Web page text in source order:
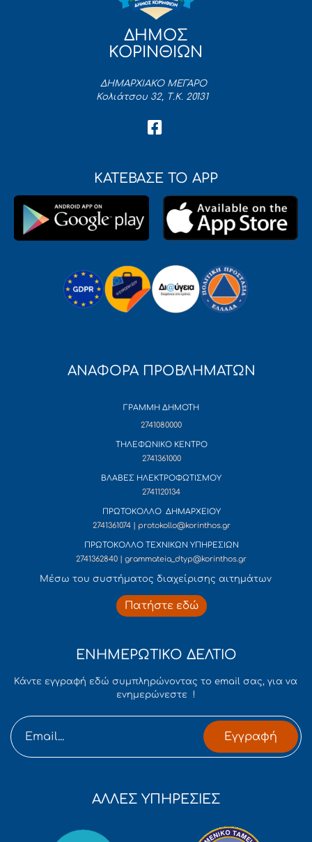
ΔΗΜΟΣ
ΚΟΡΙΝΘΙΩΝ
ΔΗΜΑΡΧΙΑΚΟ ΜΕΓΑΡΟ
Κολιάτσου 32, Τ.Κ. 20131
ΚΑΤΕΒΑΣΕ ΤΟ APP
ΑΝΑΦΟΡΑ ΠΡΟΒΛΗΜΑΤΩΝ
ΓΡΑΜΜΗ ΔΗΜΟΤΗ
2741080000
ΤΗΛΕΦΩΝΙΚΟ ΚΕΝΤΡΟ
2741361000
ΒΛΑΒΕΣ ΗΛΕΚΤΡΟΦΩΤΙΣΜΟΥ
2741120134
ΠΡΩΤΟΚΟΛΛΟ ΔΗΜΑΡΧΕΙΟΥ
2741361074 | protokollo@korinthos.gr
ΠΡΩΤΟΚΟΛΛΟ ΤΕΧΝΙΚΩΝ ΥΠΗΡΕΣΙΩΝ
2741362840 | grammateia_dtyp@korinthos.gr
Mέσω του συστήματος διαχείρισης αιτημάτων
Πατήστε εδώ
ΕΝΗΜΕΡΩΤΙΚΟ ΔΕΛΤΙΟ
Κάντε εγγραφή εδώ συμπληρώνοντας το email σας, για να
ενημερώνεστε !
Εγγραφή
ΑΛΛΕΣ ΥΠΗΡΕΣΙΕΣ